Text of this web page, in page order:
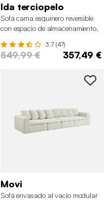
Ida terciopelo
Sofá cama esquinero reversible
con espacio de almacenamiento,
3.7 (47)
549,99 € 357,49 €
Movi
Sofá envasado al vacío modular